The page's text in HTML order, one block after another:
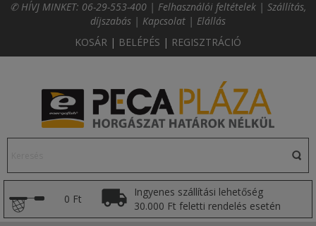
✆ HÍVJ MINKET: 06-29-553-400 | Felhasználói feltételek | Szállítás,
díjszabás | Kapcsolat | Elállás
KOSÁR | BELÉPÉS | REGISZTRÁCIÓ
0 Ft
Ingyenes szállítási lehetőség
30.000 Ft feletti rendelés esetén